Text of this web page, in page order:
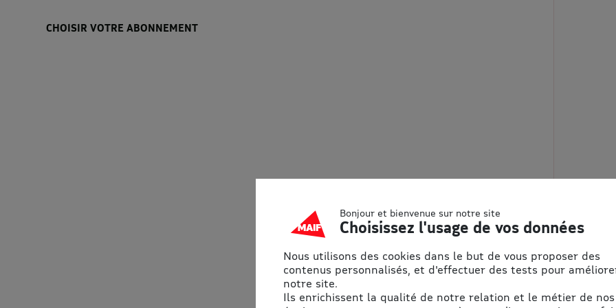
CHOISIR VOTRE ABONNEMENT
Bonjour et bienvenue sur notre site
Choisissez l'usage de vos données
Nous utilisons des cookies dans le but de vous proposer des
contenus personnalisés, et d'effectuer des tests pour
notre site.
Ils enrichissent la qualité de notre relation et le métier de nos